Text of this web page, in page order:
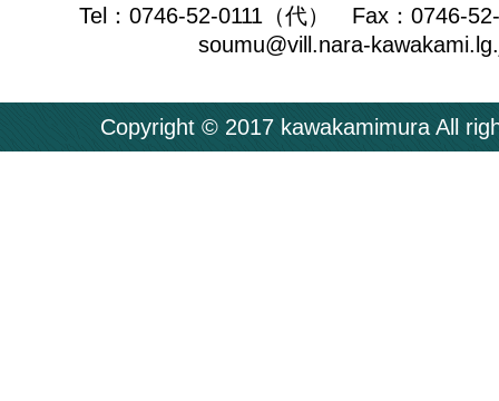
Tel：0746-52-0111（代） Fax：0746-
soumu@vill.nara-
Copyright © 2017 kawakamimura All